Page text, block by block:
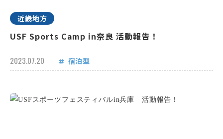
近畿地方
USF Sports Camp in奈良 活動報告！
2023.07.20 宿泊型